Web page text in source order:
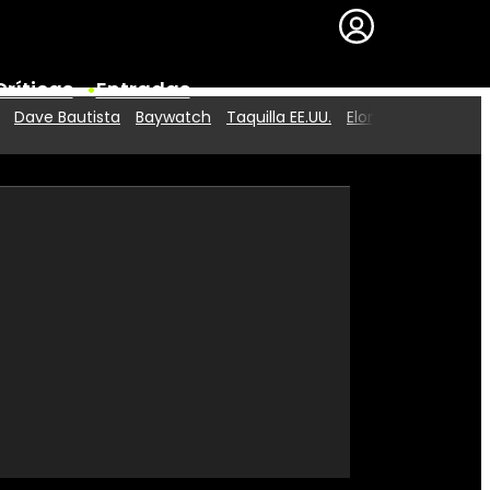
Entradas
Premios
Dave Bautista Baywatch Taquilla EE.UU. Elon Musk